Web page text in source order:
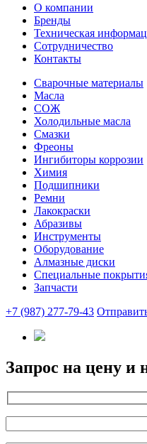
О компании
Бренды
Техническая
Сотрудничество
Контакты
Сварочные материалы
Масла
СОЖ
Холодильные масла
Смазки
Фреоны
Ингибиторы коррозии
Химия
Подшипники
Ремни
Лакокраски
Абразивы
Инструменты
Оборудование
Алмазные диски
Специальные
Запчасти
+7 (987) 277-79-43
Запрос на цену и